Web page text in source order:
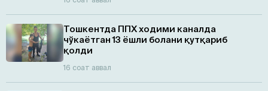
Тошкентда ППХ ходими каналда
чўкаётган 13 ёшли болани қутқариб
қолди
16 соат аввал